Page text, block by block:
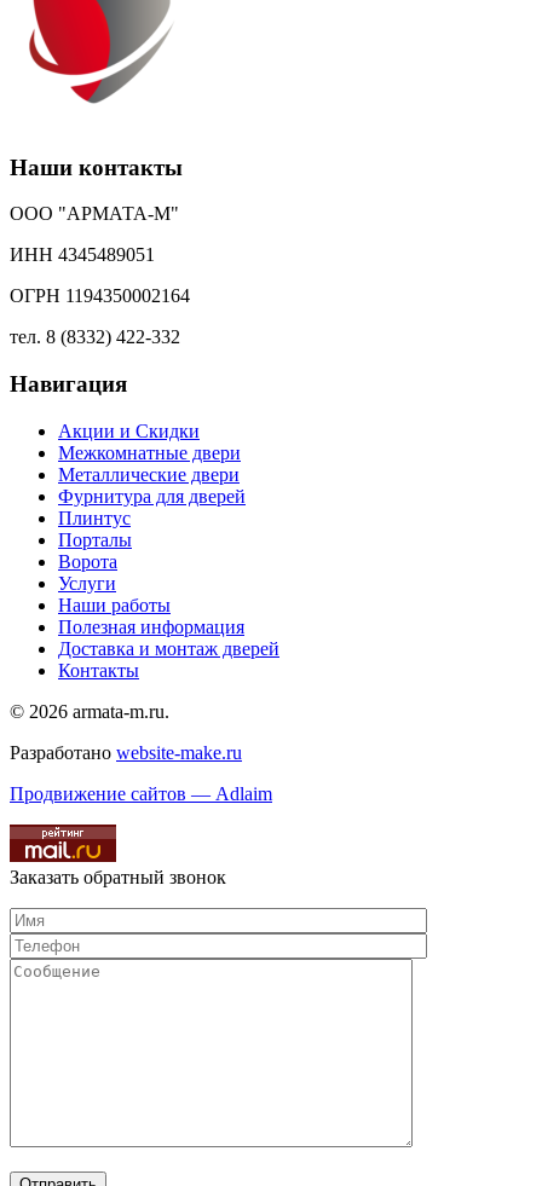
Наши контакты
ООО "АРМАТА-М"
ИНН 4345489051
ОГРН 1194350002164
тел. 8 (8332) 422-332
Навигация
Акции и Скидки
Межкомнатные двери
Металлические двери
Фурнитура для дверей
Плинтус
Порталы
Ворота
Услуги
Наши работы
Полезная информация
Доставка и монтаж дверей
Контакты
© 2026 armata-m.ru.
Разработано website-make.ru
Продвижение сайтов — Adlaim
Заказать обратный звонок